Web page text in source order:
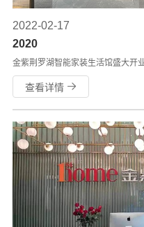
2022-02-17
2020
金紫荆罗湖智能家装生活馆盛大开
查看详情